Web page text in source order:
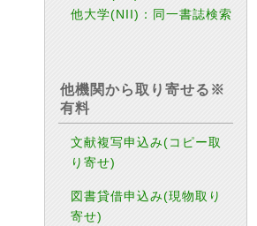
他大学(NII)：同一書誌検索
他機関から取り寄せる※
有料
文献複写申込み(コピー取
り寄せ)
図書貸借申込み(現物取り
寄せ)